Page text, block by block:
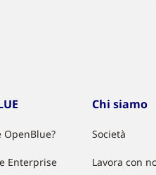
OpenBlue?
Enterprise
Chi siamo
Società
Lavora con